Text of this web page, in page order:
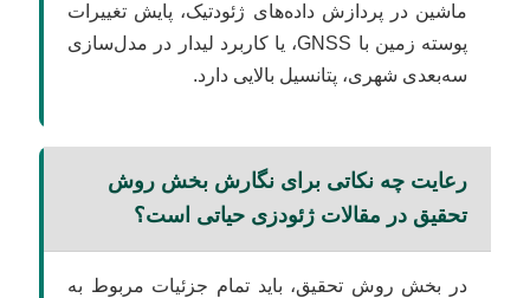
ماشین در پردازش داده‌های ژئودتیک، پایش تغییرات
پوسته زمین با GNSS، یا کاربرد لیدار در مدل‌سازی
سه‌بعدی شهری، پتانسیل بالایی دارد.
رعایت چه نکاتی برای نگارش بخش روش
تحقیق در مقالات ژئودزی حیاتی است؟
در بخش روش تحقیق، باید تمام جزئیات مربوط به